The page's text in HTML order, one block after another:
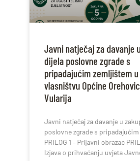
Javni natječaj za davanje
dijela poslovne zgrade s
pripadajućim zemljištem u
vlasništvu Općine
Vularija
Javni natječaj za davanje u
poslovne zgrade s
PRILOG 1 – Prijavni obrazac
Izjava o prihvaćanju uvjeta